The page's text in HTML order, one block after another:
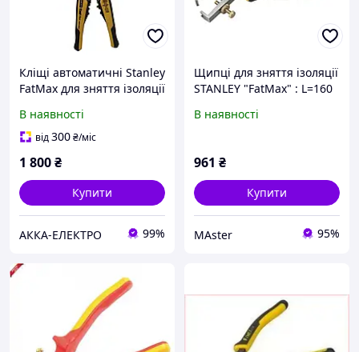
Кліщі автоматичні Stanley
FatMax для зняття ізоляції
В наявності
від300₴/міс
1 800₴
Купити
АККА-ЕЛЕКТРО 99%
Щипці для зняття ізоляції
STANLEY "FatMax" : L=160
В наявності
961 ₴
Купити
MAster 95%